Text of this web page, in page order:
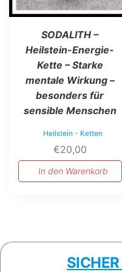
SODALITH –
Heilstein-Energie-
Kette – Starke
mentale Wirkung –
besonders für
sensible Menschen
Heilstein - Ketten
€20,00
In den Warenkorb